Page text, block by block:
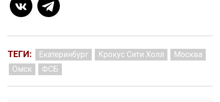
ТЕГИ: Екатеринбург Крокус Сити Холл
Москва
Омск
ФСБ